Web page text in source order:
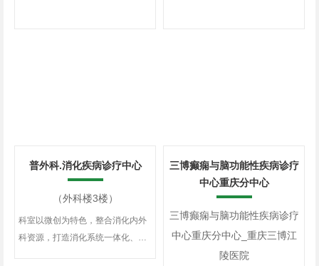
普外科.消化疾病诊疗中心
（外科楼3楼）
科室以微创为特色，整合消化内外
科资源，打造消化系统一体化、多
三博癫痫与脑功能性疾病诊疗
中心重庆分中心
三博癫痫与脑功能性疾病诊疗
中心重庆分中心_重庆三博江
陵医院